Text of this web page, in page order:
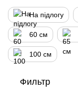
На підлогу
60 см
100 см
Фильтр